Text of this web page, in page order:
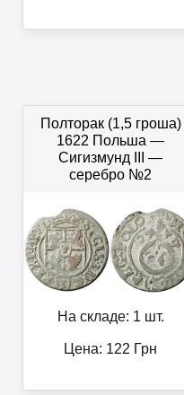
Полторак (1,5 гроша)
1622 Польша —
Сигизмунд III —
серебро №2
На складе: 1 шт.
Цена: 122 Грн